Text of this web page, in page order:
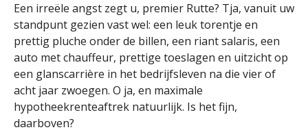
Een irreële angst zegt u, premier Rutte? Tja, vanuit uw
standpunt gezien vast wel: een leuk torentje en
prettig pluche onder de billen, een riant salaris, een
auto met chauffeur, prettige toeslagen en uitzicht op
een glanscarrière in het bedrijfsleven na die vier of
acht jaar zwoegen. O ja, en maximale
hypotheekrenteaftrek natuurlijk. Is het fijn,
daarboven?